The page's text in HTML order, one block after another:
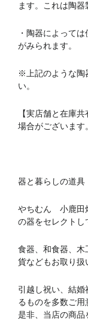
ます。これは陶器
・陶器によって
がみられます。
※上記のような陶
い。
【実店舗と在庫
場合がございます
器と暮らしの道
やちむん 小鹿田
の器をセレクトし
食器、和食器、
貨などもお取り扱
引越し祝い、結
るものを多数ご
是非、当店の商品